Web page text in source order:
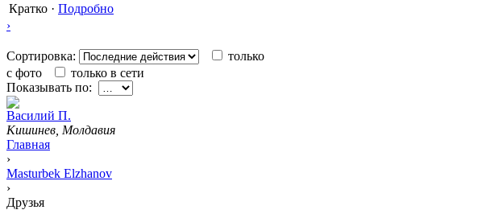
Кратко · Подробно
›
Сортировка:
только
с фото
только в сети
Показывать по:
Вacилий П.
Кишинев, Молдавия
Главная
›
Masturbek Elzhanov
›
Друзья